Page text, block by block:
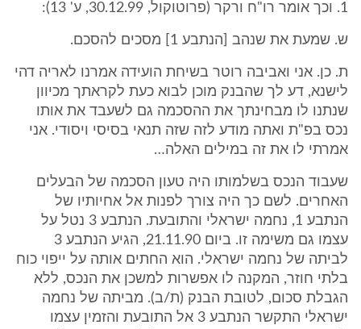
1. וכך אומר רו"ח ורקר (פרוטוקול, 30.12.99, ע' 13):
ש. שמעת את שנהב [הנתבע 1] מסכים להסכם.
ת. כן. אני ואביבה רוטר בשיחת הועידה אמרנו לאריה דהי
לישנא, דע לך שהבנק מוכן לבוא כעת לקראתך מכיוון
שנתנו לו מבחינתך את ההסכמה גם לשעבד את אותו
נכס בפ"ת ואתה מודע לזה שזה תנאי בסיסי ויסודי. אני
אמרתי לו את זה במילים האלה…
שעבוד הנכס בשלמותו היה טעון הסכמה של הבעלים
האחרים. לשם כך היה צורך לפנות אל אחיותיו של
הנתבע 1, נחמה ישראלי והתובעת. הנתבע 3 נטל על
עצמו גם משימה זו. ביום 21.11.90, הגיע הנתבע 3
לביתה של נחמה ישראלי. הוא החתים אותה על ייפוי כוח
בלתי חוזר, המקנה לו אפשרות למשכן את הנכס, ללא
הגבלת סכום, לטובת הבנק (ת/ב). מביתה של נחמה
ישראלי התקשר הנתבע 3 אל התובעת והזמין עצמו